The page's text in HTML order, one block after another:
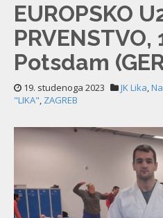
EUROPSKO
PRVENSTVO,
Potsdam
19. studenoga 2023 JK Lika,
"LIKA", ZAGREB